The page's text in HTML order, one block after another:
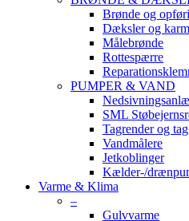
Brønde og
Dæksler og
Målebrønde
Rottespærre
PUMPER & VAND
SML
Tagrender og tag
Vandmålere
Jetkoblinger
Kælder-/
Varme & Klima
–
Gulvvarme